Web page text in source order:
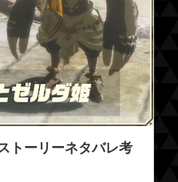
トーリーネタバレ考